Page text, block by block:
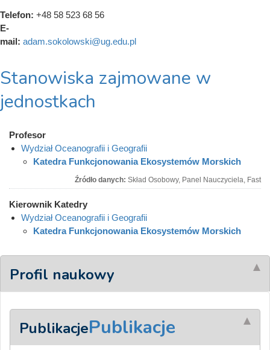
Telefon: +48 58 523 68 56
E-
mail: adam.sokolowski@ug.edu.pl
Stanowiska zajmowane w
jednostkach
Profesor
Wydział Oceanografii i Geografii
Katedra Funkcjonowania Ekosystemów Morskich
Źródło danych: Skład Osobowy, Panel Nauczyciela, Fast
Kierownik Katedry
Wydział Oceanografii i Geografii
Katedra Funkcjonowania Ekosystemów Morskich
Profil naukowy
PublikacjePublikacje